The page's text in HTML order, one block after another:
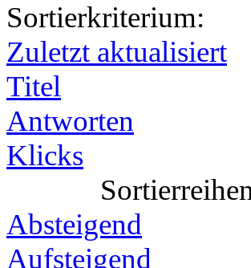
Sortierkriterium:
Zuletzt aktualisiert
Titel
Antworten
Klicks
Absteigend
Aufsteigend